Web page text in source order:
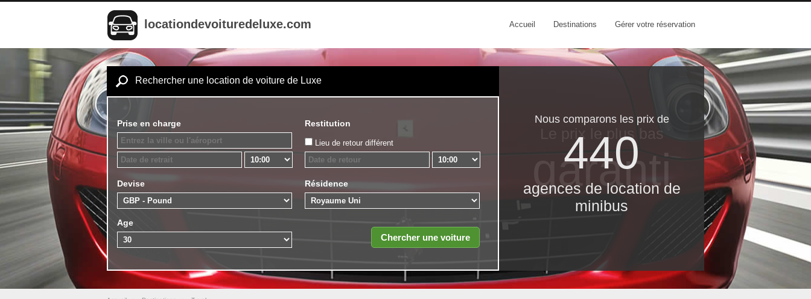
locationdevoituredeluxe.com Accueil Destinations Gérer votre réservation
Rechercher une location de voiture de Luxe
Prise en charge Restitution
Lieu de retour différent
Devise Résidence
Age
Nous comparons les prix de
440
agences de location de
minibus
Le prix le​ plus bas
garanti